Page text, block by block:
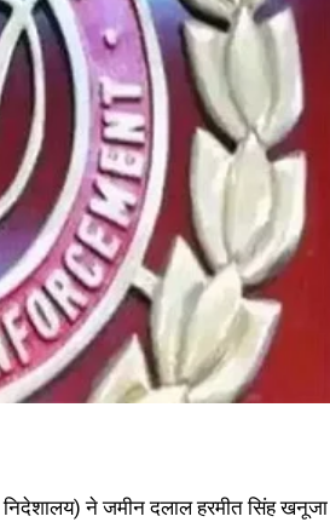
निदेशालय) ने जमीन दलाल हरमीत सिंह खनूजा